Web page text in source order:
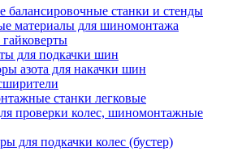
балансировочные станки и стенды
материалы для шиномонтажа
для подкачки шин
азота для накачки шин
станки легковые
проверки колес, шиномонтажные
для подкачки колес (бустер)